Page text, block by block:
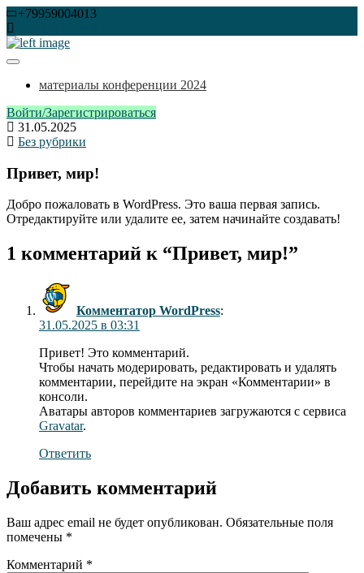
Перейти
к
содержимому
+79959004013
"Нейрорегенерация" – от
фантазии к реальности
реальных достижений в области нейрорегенерации.
материалы конференции 2024
Войти/Зарегистрироваться
31.05.2025
Без рубрики
Привет, мир!
Добро пожаловать в WordPress. Это ваша первая запись.
Отредактируйте или удалите ее, затем начинайте создавать!
1 комментарий к “Привет, мир!”
Комментатор WordPress:
31.05.2025 в 03:31
Привет! Это комментарий.
Чтобы начать модерировать, редактировать и удалять
комментарии, перейдите на экран «Комментарии» в
консоли.
Аватары авторов комментариев загружаются с сервиса
Gravatar.
Ответить
Добавить комментарий
Ваш адрес email не будет опубликован. Обязательные поля
помечены *
Комментарий *